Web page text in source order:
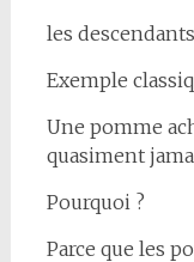
les
Exemple
Une pomme
quasiment
Pourquoi ?
Parce que les